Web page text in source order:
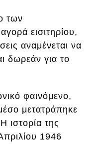
των
εισιτηρίου,
αναμένεται να
δωρεάν για το
φαινόμενο,
μετατράπηκε
ιστορία της
1946